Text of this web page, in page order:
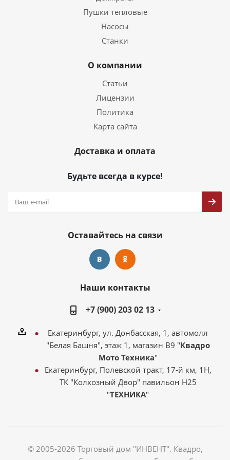
Пушки тепловые
Насосы
Станки
О компании
Статьи
Лицензии
Политика
Карта сайта
Доставка и оплата
Будьте всегда в курсе!
Оставайтесь на связи
Наши контакты
+7 (900) 203 02 13
Екатеринбург, ул. Донбасская, 1, автомолл
"Белая Башня", этаж 1, магазин В9 "Квадро
Мото Техника"
Екатеринбург, Полевской тракт, 17-й км, 1Н,
ТК "Колхозный Двор" павильон Н25
"ТЕХНИКА"
© 2005-2026 Торговый дом "ИНВЕНТ". Квадро,